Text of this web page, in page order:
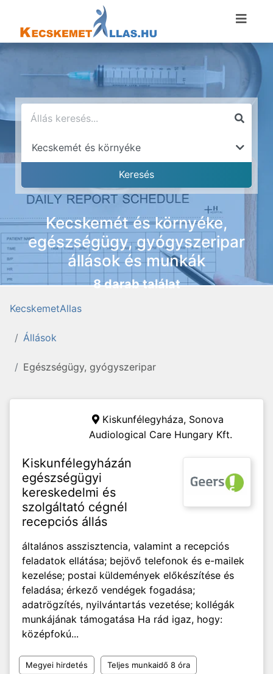
Kecskemét és környéke,
egészségügy, gyógyszeripar
állások és munkák
8 darab találat
KecskemetAllas
Állások
Egészségügy, gyógyszeripar
Kiskunfélegyháza, Sonova
Audiological Care Hungary Kft.
Kiskunfélegyházán
egészségügyi
kereskedelmi és
szolgáltató cégnél
recepciós állás
általános asszisztencia, valamint a recepciós
feladatok ellátása; bejövő telefonok és e-mailek
kezelése; postai küldemények előkészítése és
feladása; érkező vendégek fogadása;
adatrögzítés, nyilvántartás vezetése; kollégák
munkájának támogatása Ha rád igaz, hogy:
középfokú...
Megyei hirdetés Teljes munkaidő 8 óra